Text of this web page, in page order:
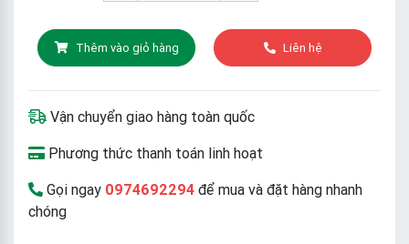
Thêm vào giỏ hàng Liên hệ
Vận chuyển giao hàng toàn quốc
Phương thức thanh toán linh hoạt
Gọi ngay 0974692294 để mua và đặt hàng nhanh
chóng